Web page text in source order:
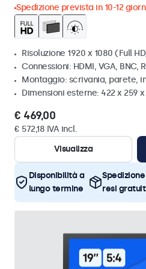
Spedizione prevista in 10-12
Risoluzione 1920 x 1080 (Full
Connessioni: HDMI, VGA, BNC,
Montaggio: scrivania, parete,
Dimensioni esterne: 422 x 259
€ 469,00
€ 572,18 IVA incl.
Visualizza
Disponibilità a
lungo termine
resi